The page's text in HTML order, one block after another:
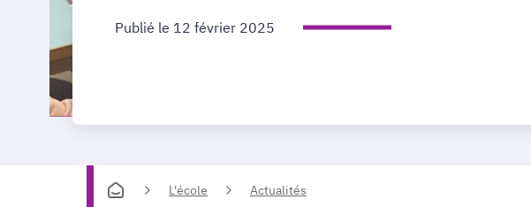
Publié le 12 février 2025
L'école Actualités